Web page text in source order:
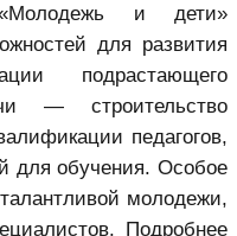
и дети»
для развития
подрастающего
— строительство
педагогов,
для обучения. Особое
молодежи,
Подробнее